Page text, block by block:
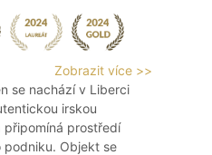
Zobrazit více >>
se nachází v Liberci
irskou
prostředí
podniku. Objekt se